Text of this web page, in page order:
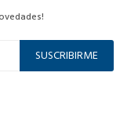
SUSCRIBIRME